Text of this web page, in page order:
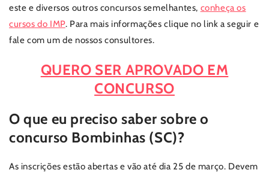
este e diversos outros concursos semelhantes, conheça os
cursos do IMP. Para mais informações clique no link a seguir e
fale com um de nossos consultores.
QUERO SER APROVADO EM
CONCURSO
O que eu preciso saber sobre o
concurso Bombinhas (SC)?
As inscrições estão abertas e vão até dia 25 de março. Devem